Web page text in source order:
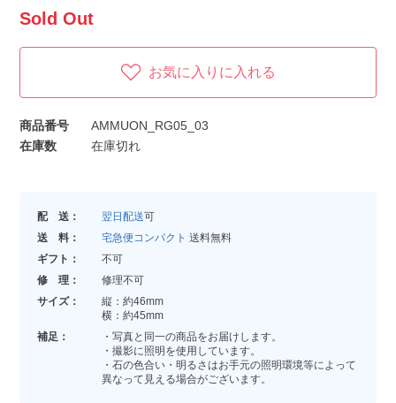
Sold Out
お気に入りに入れる
商品番号
AMMUON_RG05_03
在庫数
在庫切れ
配 送： 翌日配送可
送 料：
宅急便コンパクト 送料無料
ギフト：
不可
修 理：
修理不可
サイズ：
縦：約46mm
横：約45mm
補足：
・写真と同一の商品をお届けします。
・撮影に照明を使用しています。
・石の色合い・明るさはお手元の照明環境等によって
異なって見える場合がございます。